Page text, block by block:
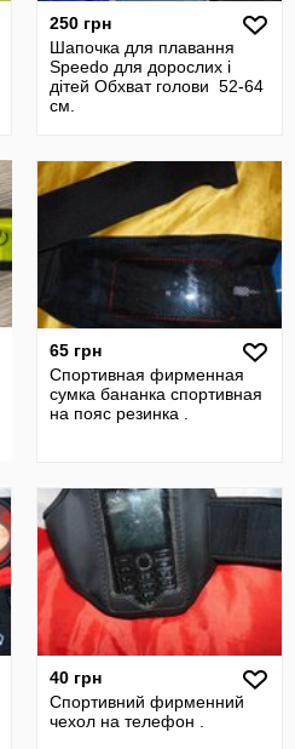
250 грн
Шапочка для плавання
Speedo для дорослих і
дітей Обхват голови 52-64
см.
65 грн
Спортивная фирменная
сумка бананка спортивная
на пояс резинка .
40 грн
Спортивний фирменний
чехол на телефон .